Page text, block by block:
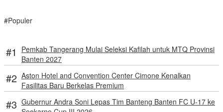
#Populer
Pemkab Tangerang Mulai Seleksi Kafilah untuk MTQ Provinsi
Banten 2027
Aston Hotel and Convention Center Cimone Kenalkan
Fasilitas Baru Berkelas Premium
Gubernur Andra Soni Lepas Tim Banteng Banten FC U-17 ke